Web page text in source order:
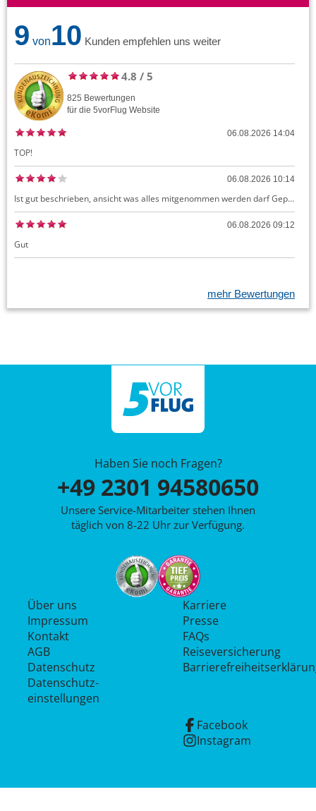
9 von10 Kunden empfehlen uns weiter
4.8 / 5
825 Bewertungen
für die 5vorFlug Website
06.08.2026 14:04
TOP!
06.08.2026 10:14
Ist gut beschrieben, ansicht was alles mitgenommen werden darf Gepäck dürfte auch kostenloses Handgepäck umfassen, ansonsten sehr easy zu machen
06.08.2026 09:12
Gut
mehr Bewertungen
Haben Sie noch Fragen?
+49 2301 94580650
Unsere Service-Mitarbeiter stehen Ihnen
täglich von 8-22 Uhr zur Verfügung.
Über uns
Impressum
Kontakt
AGB
Datenschutz
Datenschutz­
einstellungen
Karriere
Presse
FAQs
Reiseversicherung
Facebook
Instagram